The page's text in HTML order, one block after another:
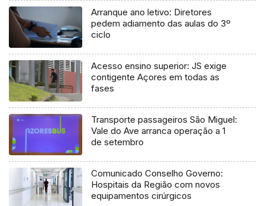
Arranque ano letivo: Diretores
pedem adiamento das aulas do 3º
ciclo
Acesso ensino superior: JS exige
contigente Açores em todas as
fases
Transporte passageiros São Miguel:
Vale do Ave arranca operação a 1
de setembro
Comunicado Conselho Governo:
Hospitais da Região com novos
equipamentos cirúrgicos